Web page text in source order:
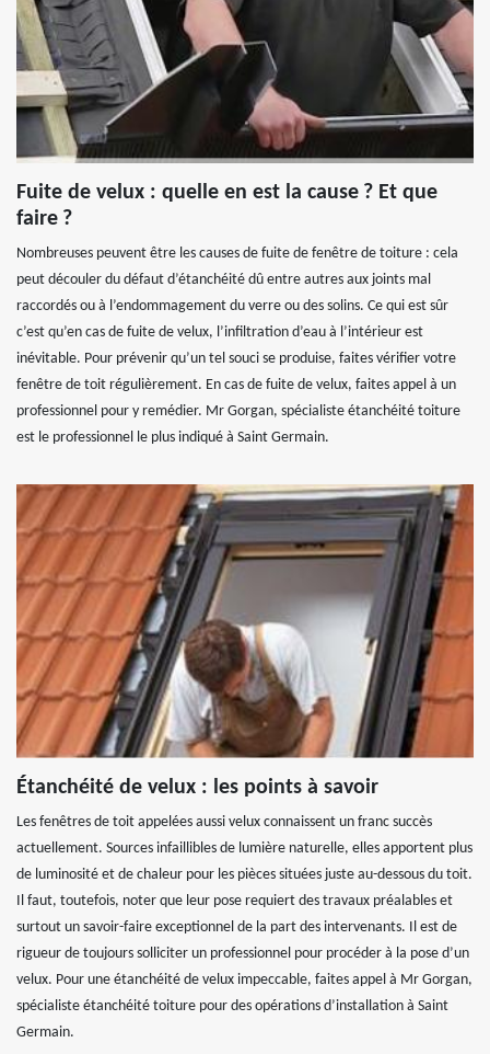
Fuite de velux : quelle en est la cause ? Et que
faire ?
Nombreuses peuvent être les causes de fuite de fenêtre de toiture : cela
peut découler du défaut d’étanchéité dû entre autres aux joints mal
raccordés ou à l’endommagement du verre ou des solins. Ce qui est sûr
c’est qu’en cas de fuite de velux, l’infiltration d’eau à l’intérieur est
inévitable. Pour prévenir qu’un tel souci se produise, faites vérifier votre
fenêtre de toit régulièrement. En cas de fuite de velux, faites appel à un
professionnel pour y remédier. Mr Gorgan, spécialiste étanchéité toiture
est le professionnel le plus indiqué à Saint Germain.
Étanchéité de velux : les points à savoir
Les fenêtres de toit appelées aussi velux connaissent un franc succès
actuellement. Sources infaillibles de lumière naturelle, elles apportent plus
de luminosité et de chaleur pour les pièces situées juste au-dessous du toit.
Il faut, toutefois, noter que leur pose requiert des travaux préalables et
surtout un savoir-faire exceptionnel de la part des intervenants. Il est de
rigueur de toujours solliciter un professionnel pour procéder à la pose d’un
velux. Pour une étanchéité de velux impeccable, faites appel à Mr Gorgan,
spécialiste étanchéité toiture pour des opérations d’installation à Saint
Germain.